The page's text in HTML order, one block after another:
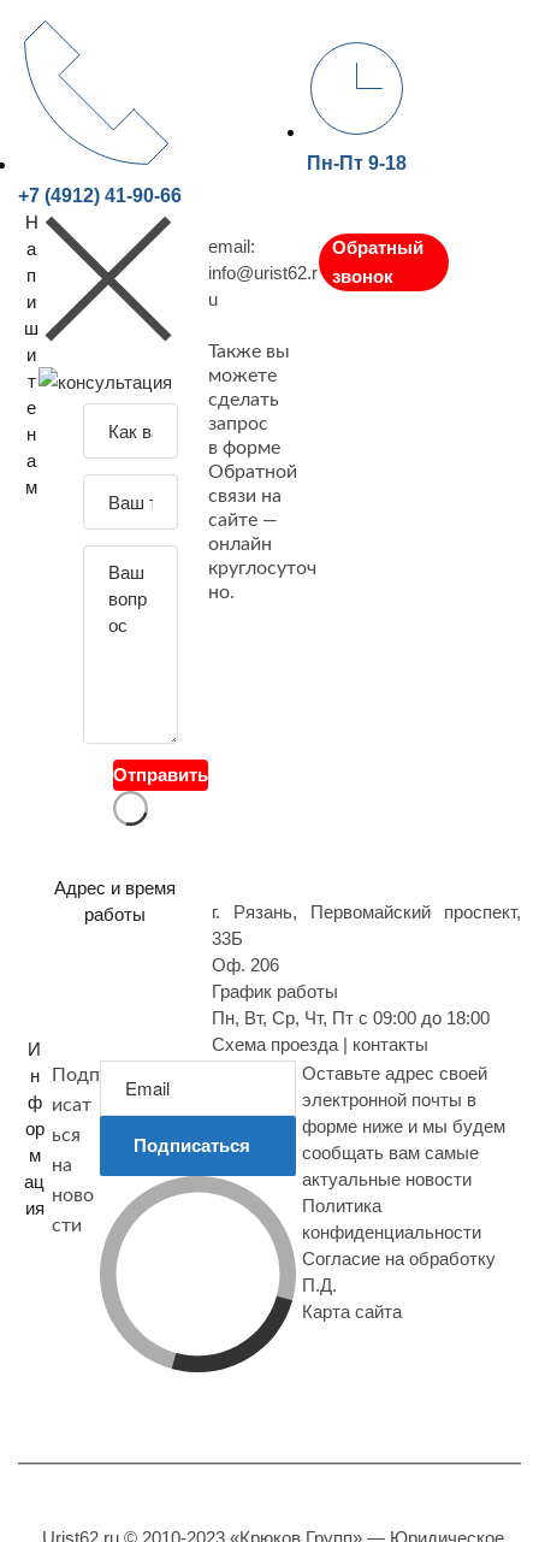
+7 (4912) 41-90-66
Пн-Пт 9-18
Н
а
п
и
ш
и
т
е
н
а
м
с
Отправить
email:
info@urist62.r
u
Также вы
можете
сделать
запрос
в форме
Обратной
связи на
сайте —
онлайн
круглосуточ
но.
Обратный
звонок
Адрес и время
работы
г. Рязань, Первомайский проспект,
33Б
Оф. 206
График работы
Пн, Вт, Ср, Чт, Пт с 09:00 до 18:00
Схема проезда | контакты
И
н
ф
ор
м
ац
ия
Подп
исат
ься
на
ново
сти
Подписаться
Оставьте адрес своей
электронной почты в
форме ниже и мы будем
сообщать вам самые
актуальные новости
Политика
конфиденциальности
Согласие на обработку
П.Д.
Карта сайта